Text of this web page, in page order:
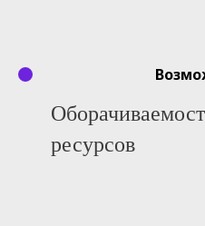
ресурсов